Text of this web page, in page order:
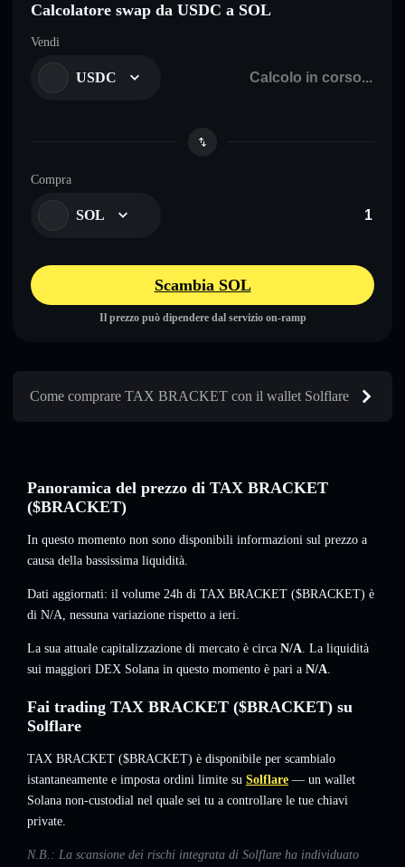
Calcolatore swap da USDC a SOL
Vendi
USDC
Compra
SOL
Scambia SOL
Il prezzo può dipendere dal servizio on-ramp
Come comprare TAX BRACKET con il wallet Solflare
Panoramica del prezzo di TAX BRACKET
($BRACKET)
In questo momento non sono disponibili informazioni sul prezzo a
causa della bassissima liquidità.
Dati aggiornati: il volume 24h di TAX BRACKET ($BRACKET) è
di N/A, nessuna variazione rispetto a ieri.
La sua attuale capitalizzazione di mercato è circa N/A. La liquidità
sui maggiori DEX Solana in questo momento è pari a N/A.
Fai trading TAX BRACKET ($BRACKET) su
Solflare
TAX BRACKET ($BRACKET) è disponibile per scambialo
istantaneamente e imposta ordini limite su Solflare — un wallet
Solana non-custodial nel quale sei tu a controllare le tue chiavi
private.
N.B.: La scansione dei rischi integrata di Solflare ha individuato